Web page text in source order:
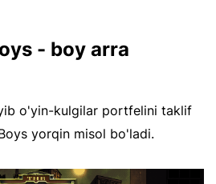
- boy arra
o'yin-kulgilar portfelini taklif
yorqin misol bo'ladi.